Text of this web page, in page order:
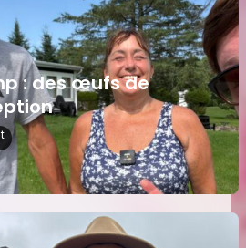
: des œufs de